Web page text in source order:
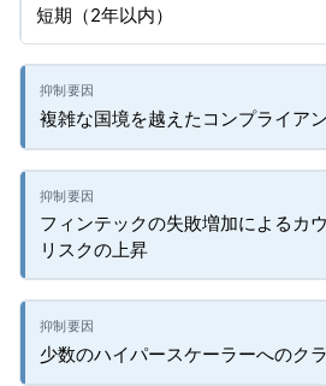
短期（2年以内）
複雑な国境を越えたコンプライア
フィンテックの失敗増加によるカ
リスクの上昇
少数のハイパースケーラーへのク